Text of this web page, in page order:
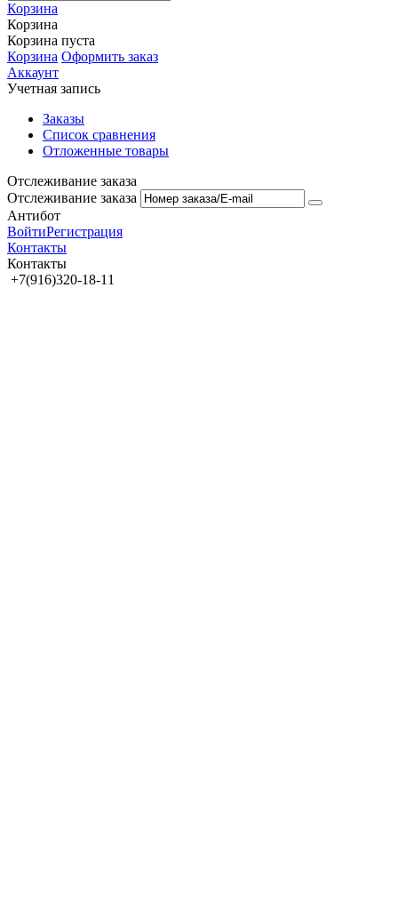
Корзина
Корзина
Корзина пуста
Корзина Оформить заказ
Аккаунт
Учетная запись
Заказы
Список сравнения
Отложенные товары
Отслеживание заказа
Отслеживание заказа
Антибот
ВойтиРегистрация
Контакты
Контакты
+7(916)320-18-11